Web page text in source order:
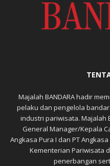
Majalah BANDARA hadir
pelaku dan pengelola
industri pariwisata. Majalah
General Manager/Kepala
Angkasa Pura I dan PT
Kementerian Pariwisata
penerbangan